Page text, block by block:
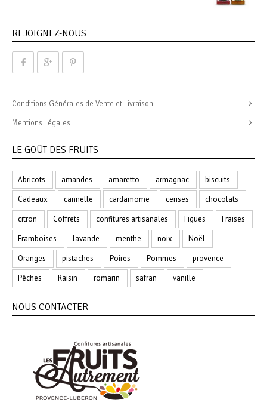
REJOIGNEZ-NOUS
Conditions Générales de Vente et Livraison
Mentions Légales
LE GOÛT DES FRUITS
Abricots amandes amaretto armagnac
biscuits
Cadeaux
cannelle cardamome cerises
chocolats
citron
Coffrets confitures artisanales Figues
Fraises
Framboises
lavande menthe noix
Noël
Oranges
pistaches Poires Pommes
provence
Pêches
Raisin romarin safran vanille
NOUS CONTACTER